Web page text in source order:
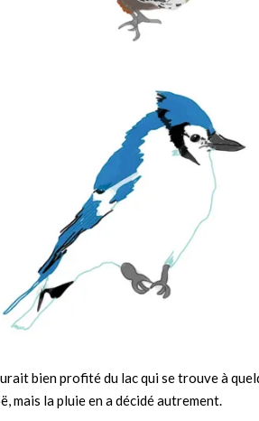
bien profité du lac qui se trouve à
mais la pluie en a décidé autrement.